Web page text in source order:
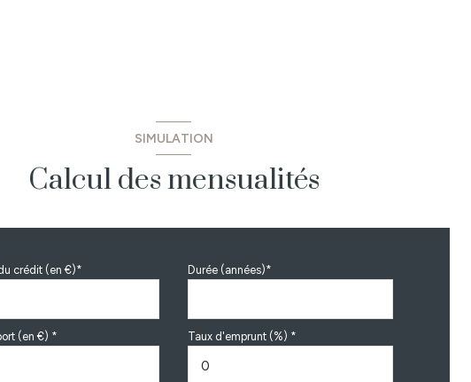
SIMULATION
Calcul des mensualités
crédit (en €)* Durée (années)*
(en €) * Taux d'emprunt (%) *